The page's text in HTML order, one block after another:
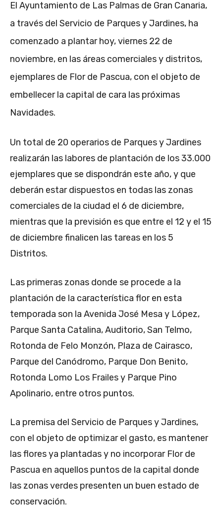
El Ayuntamiento de Las Palmas de Gran Canaria,
a través del Servicio de Parques y Jardines, ha
comenzado a plantar hoy, viernes 22 de
noviembre, en las áreas comerciales y distritos,
ejemplares de Flor de Pascua, con el objeto de
embellecer la capital de cara las próximas
Navidades.
Un total de 20 operarios de Parques y Jardines
realizarán las labores de plantación de los 33.000
ejemplares que se dispondrán este año, y que
deberán estar dispuestos en todas las zonas
comerciales de la ciudad el 6 de diciembre,
mientras que la previsión es que entre el 12 y el 15
de diciembre finalicen las tareas en los 5
Distritos.
Las primeras zonas donde se procede a la
plantación de la característica flor en esta
temporada son la Avenida José Mesa y López,
Parque Santa Catalina, Auditorio, San Telmo,
Rotonda de Felo Monzón, Plaza de Cairasco,
Parque del Canódromo, Parque Don Benito,
Rotonda Lomo Los Frailes y Parque Pino
Apolinario, entre otros puntos.
La premisa del Servicio de Parques y Jardines,
con el objeto de optimizar el gasto, es mantener
las flores ya plantadas y no incorporar Flor de
Pascua en aquellos puntos de la capital donde
las zonas verdes presenten un buen estado de
conservación.